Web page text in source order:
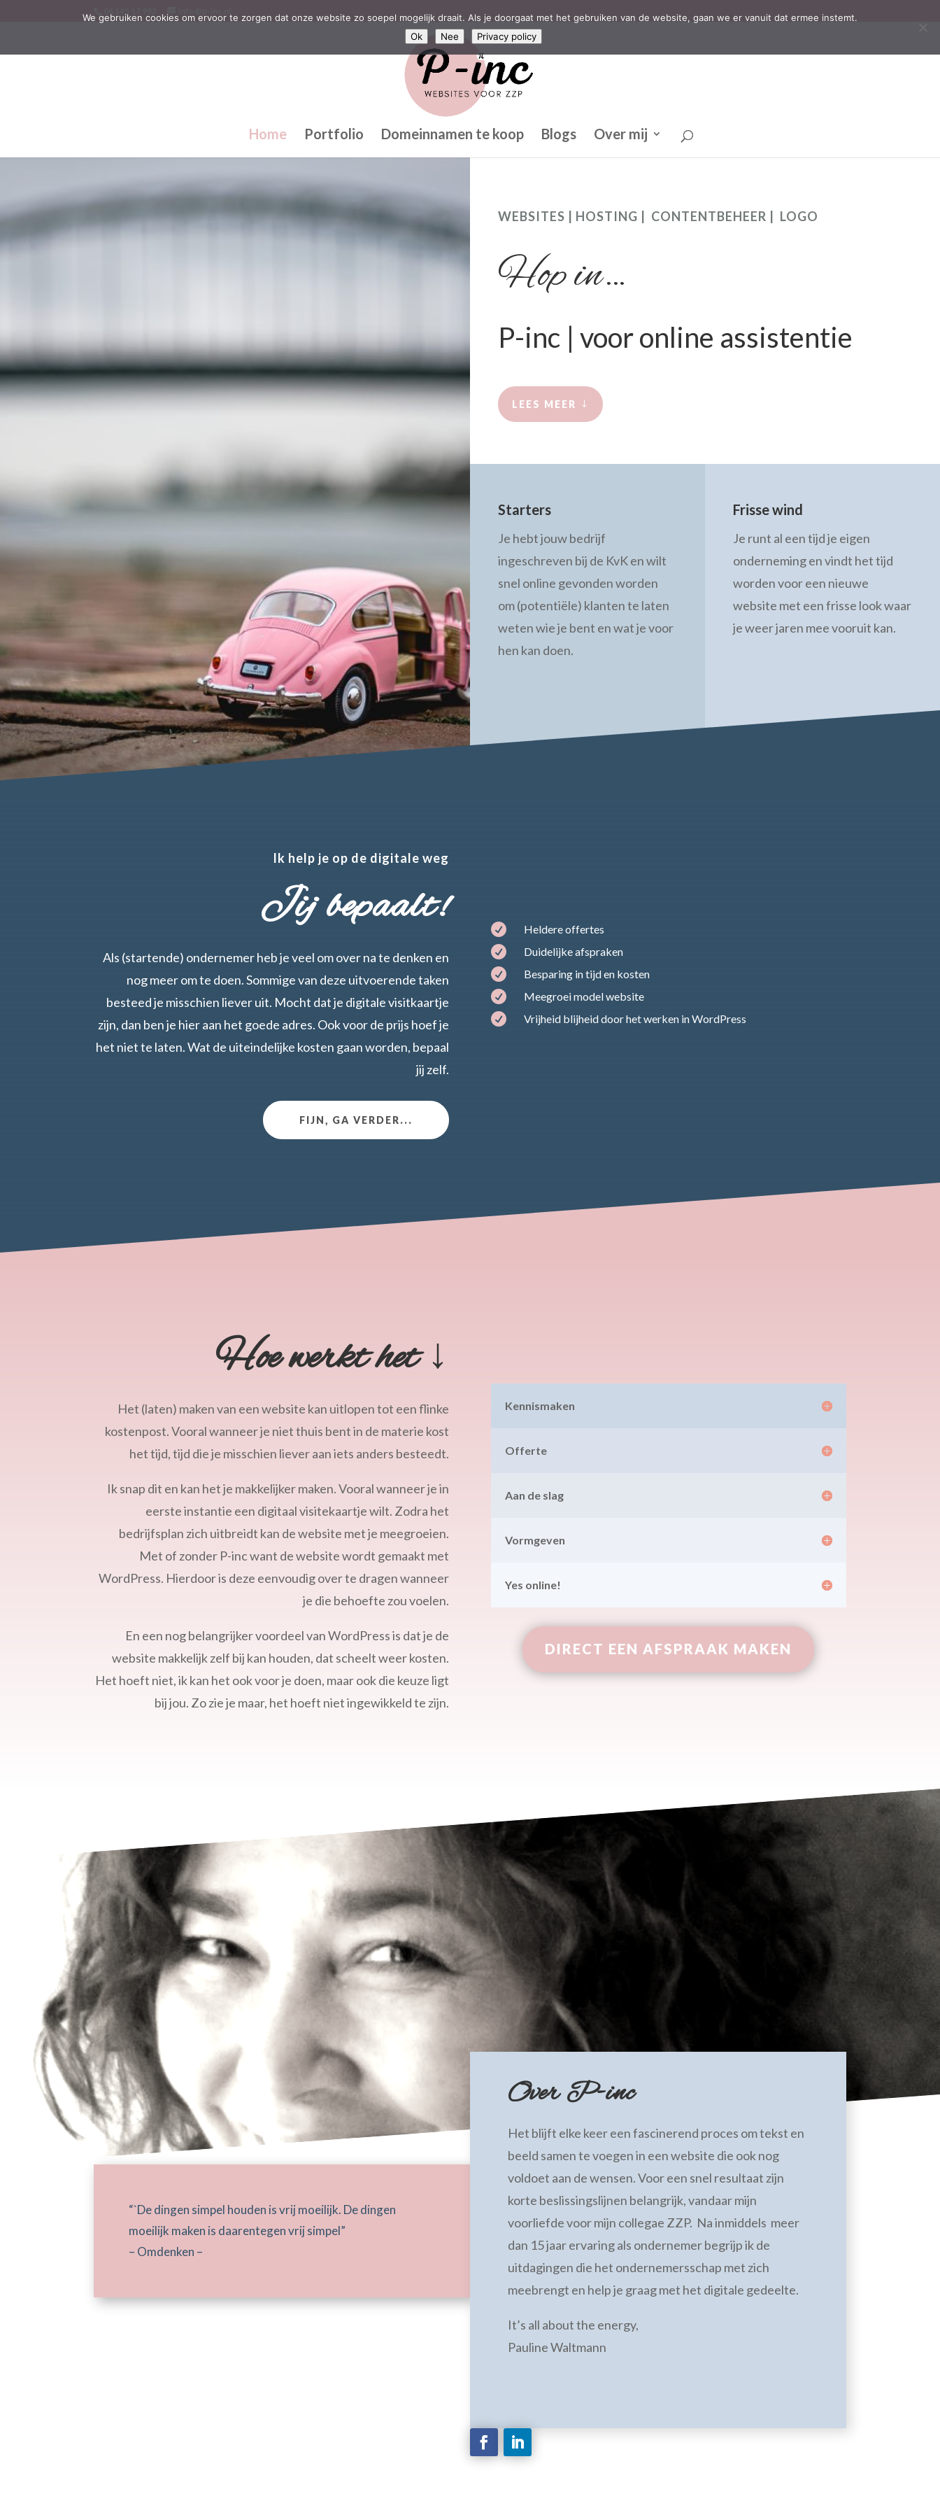
Home Portfolio Domeinnamen te koop Blogs Over mij
WEBSITES | HOSTING | CONTENTBEHEER | LOGO
Hop in…
P-inc | voor online assistentie
LEES MEER
Starters
Je hebt jouw bedrijf
ingeschreven bij de KvK en wilt
snel online gevonden worden
om (potentiële) klanten te laten
weten wie je bent en wat je voor
hen kan doen.
Frisse wind
Je runt al een tijd je eigen
onderneming en vindt het tijd
worden voor een nieuwe
website met een frisse look waar
je weer jaren mee vooruit kan.
Ik help je op de digitale weg
Jij bepaalt!
Als (startende) ondernemer heb je veel om over na te denken en
nog meer om te doen. Sommige van deze uitvoerende taken
besteed je misschien liever uit. Mocht dat je digitale visitkaartje
zijn, dan ben je hier aan het goede adres. Ook voor de prijs hoef je
het niet te laten. Wat de uiteindelijke kosten gaan worden, bepaal
jij zelf.
FIJN, GA VERDER...
 Heldere offertes
 Duidelijke afspraken
 Besparing in tijd en kosten
 Meegroei model website
 Vrijheid blijheid door het werken in WordPress
Hoe werkt het ↓
Het (laten) maken van een website kan uitlopen tot een flinke
kostenpost. Vooral wanneer je niet thuis bent in de materie kost
het tijd, tijd die je misschien liever aan iets anders besteedt.
Ik snap dit en kan het je makkelijker maken. Vooral wanneer je in
eerste instantie een digitaal visitekaartje wilt. Zodra het
bedrijfsplan zich uitbreidt kan de website met je meegroeien.
Met of zonder P-inc want de website wordt gemaakt met
WordPress. Hierdoor is deze eenvoudig over te dragen wanneer
je die behoefte zou voelen.
En een nog belangrijker voordeel van WordPress is dat je de
website makkelijk zelf bij kan houden, dat scheelt weer kosten.
Het hoeft niet, ik kan het ook voor je doen, maar ook die keuze ligt
bij jou. Zo zie je maar, het hoeft niet ingewikkeld te zijn.
Kennismaken
Offerte
Aan de slag
Vormgeven
Yes online!
DIRECT EEN AFSPRAAK MAKEN
“`De dingen simpel houden is vrij moeilijk. De dingen
moeilijk maken is daarentegen vrij simpel”
– Omdenken –
Over P-inc
Het blijft elke keer een fascinerend proces om tekst en
beeld samen te voegen in een website die ook nog
voldoet aan de wensen. Voor een snel resultaat zijn
korte beslissingslijnen belangrijk, vandaar mijn
voorliefde voor mijn collegae ZZP. Na inmiddels meer
dan 15 jaar ervaring als ondernemer begrijp ik de
uitdagingen die het ondernemersschap met zich
meebrengt en help je graag met het digitale gedeelte.
It’s all about the energy,
Pauline Waltmann
We gebruiken cookies om ervoor te zorgen dat onze website zo soepel mogelijk draait. Als je doorgaat met het gebruiken van de website, gaan we er vanuit dat ermee instemt.
Ok
Nee Privacy policy